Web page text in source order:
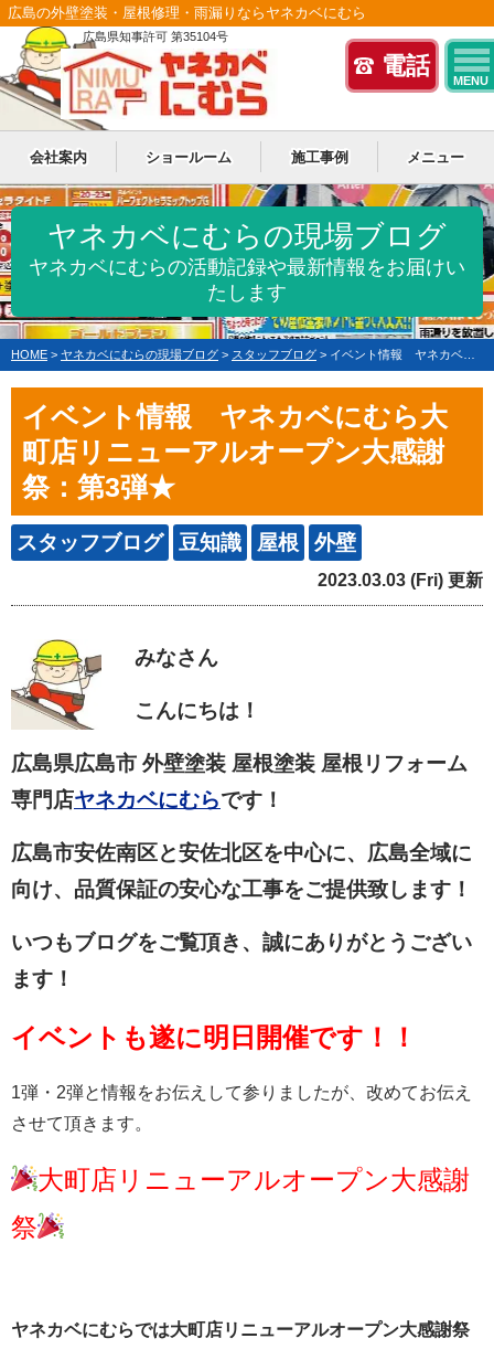
電話
MENU
広島の外壁塗装・屋根修理・雨漏りならヤネカベにむら
広島県知事許可 第35104号
会社案内 ショールーム 施工事例 メニュー
ヤネカベにむらの現場ブログ
ヤネカベにむらの活動記録や最新情報をお届けい
たします
HOME > ヤネカベにむらの現場ブログ > スタッフブログ > イベント情報 ヤネカベにむら大町店リニューアルオープン大感謝祭：第3弾★
イベント情報 ヤネカベにむら大
町店リニューアルオープン大感謝
祭：第3弾★
スタッフブログ 豆知識 屋根 外壁
2023.03.03 (Fri) 更新
みなさん
こんにちは！
広島県広島市 外壁塗装 屋根塗装 屋根リフォーム
専門店ヤネカベにむらです！
広島市安佐南区と安佐北区を中心に、広島全域に
向け、品質保証の安心な工事をご提供致します！
いつもブログをご覧頂き、誠にありがとうござい
ます！
イベントも遂に明日開催です！！
1弾・2弾と情報をお伝えして参りましたが、改めてお伝え
させて頂きます。
大町店リニューアルオープン大感謝
祭
ヤネカベにむらでは大町店リニューアルオープン大感謝祭